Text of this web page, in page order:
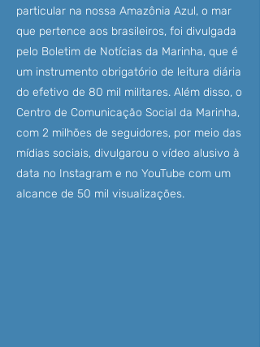
particular na nossa Amazônia Azul, o mar
que pertence aos brasileiros, foi divulgada
pelo Boletim de Notícias da Marinha, que é
um instrumento obrigatório de leitura diária
do efetivo de 80 mil militares. Além disso, o
Centro de Comunicação Social da Marinha,
com 2 milhões de seguidores, por meio das
mídias sociais, divulgarou o vídeo alusivo à
data no Instagram e no YouTube com um
alcance de 50 mil visualizações.